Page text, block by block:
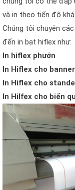
và in theo tiến độ
Chúng tôi chuyên
đến in bạt hiflex như:
In hiflex phướn
In Hiflex cho banner
In Hiflex cho
In Hilfex cho biển